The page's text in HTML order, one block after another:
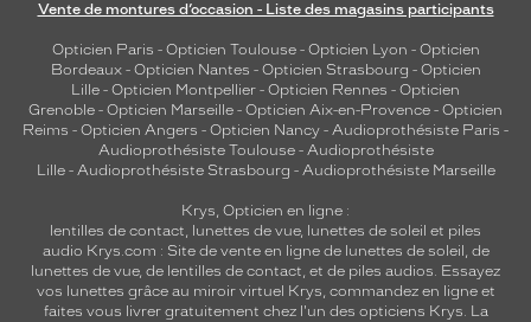
Vente de montures d’occasion - Liste des magasins participants
Opticien Paris - Opticien Toulouse- Opticien Lyon - Opticien
Bordeaux- Opticien Nantes - Opticien Strasbourg - Opticien
Lille - Opticien Montpellier - Opticien Rennes - Opticien
Grenoble - Opticien Marseille - Opticien Aix-en-Provence - Opticien
Reims - Opticien Angers - Opticien Nancy - Audioprothésiste Paris -
Audioprothésiste Toulouse- Audioprothésiste
Lille- Audioprothésiste Strasbourg - Audioprothésiste Marseille
Krys, Opticien en ligne :
lentilles de contact, lunettes de vue, lunettes de soleil et piles
audio Krys.com : Site de vente en ligne de lunettes de soleil, de
lunettes de vue, de lentilles de contact, et de piles audios. Essayez
vos lunettes grâce au miroir virtuel Krys, commandez en ligne et
faites vous livrer gratuitement chez l'un des opticiens Krys. La